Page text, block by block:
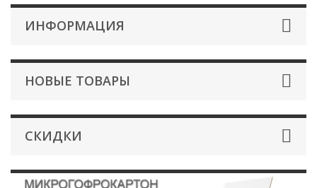
ИНФОРМАЦИЯ
НОВЫЕ ТОВАРЫ
СКИДКИ